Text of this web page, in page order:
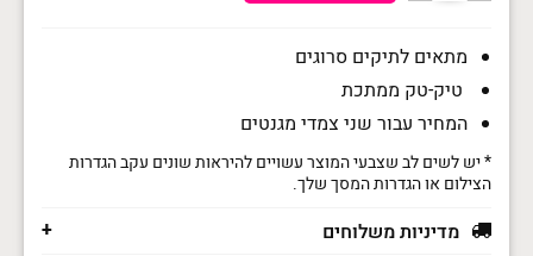
זוג
סוגרים
מגנטיים
-
מתכתי
כסוף
מתאים לתיקים סרוגים
טיק-טק ממתכת
המחיר עבור שני צמדי מגנטים
* יש לשים לב שצבעי המוצר עשויים להיראות שונים עקב הגדרות
הצילום או הגדרות המסך שלך.
מדיניות משלוחים